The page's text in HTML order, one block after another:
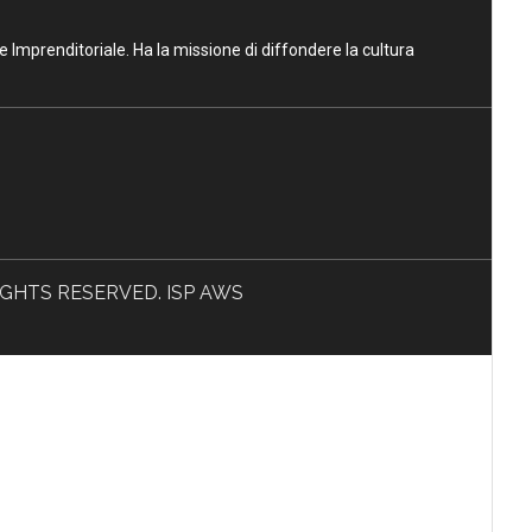
Imprenditoriale. Ha la missione di diffondere la cultura
RESERVED. ISP AWS